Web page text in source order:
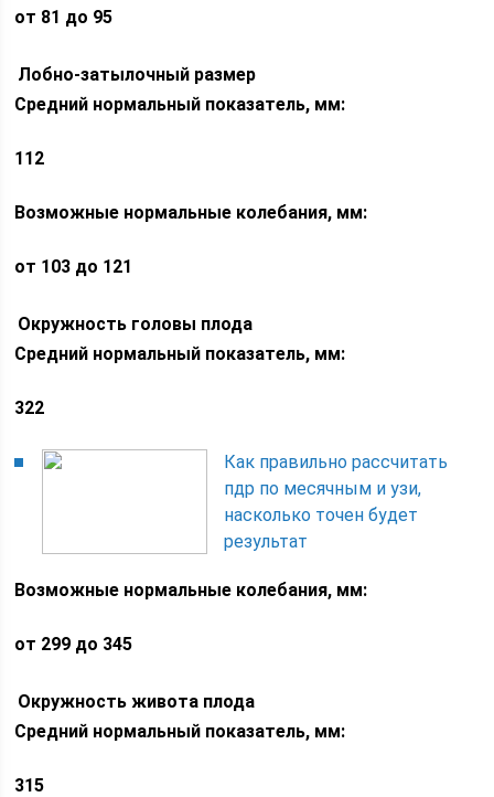
от 81 до 95
Лобно-затылочный размер
Средний нормальный показатель, мм:
112
Возможные нормальные колебания, мм:
от 103 до 121
Окружность головы плода
Средний нормальный показатель, мм:
322
Как правильно рассчитать
пдр по месячным и узи,
насколько точен будет
результат
Возможные нормальные колебания, мм:
от 299 до 345
Окружность живота плода
Средний нормальный показатель, мм:
315